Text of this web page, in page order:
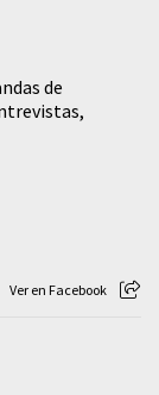
de
Ver en Facebook